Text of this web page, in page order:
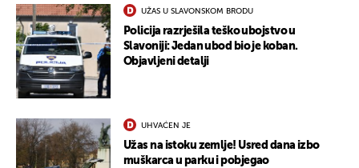
UŽAS U SLAVONSKOM BRODU
Policija razrješila teško ubojstvo u
Slavoniji: Jedan ubod bio je koban.
Objavljeni detalji
UHVAĆEN JE
Užas na istoku zemlje! Usred dana izbo
muškarca u parku i pobjegao